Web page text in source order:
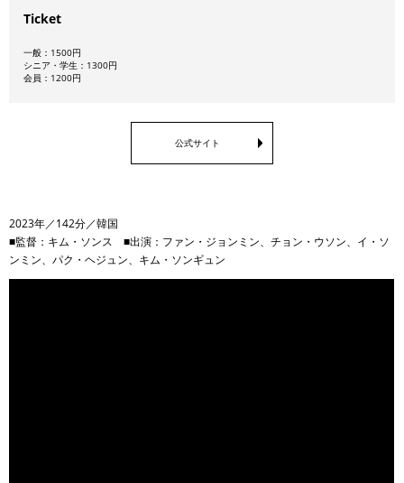
Ticket
一般：1500円
シニア・学生：1300円
会員：1200円
公式サイト
2023年／142分／韓国
■監督：キム・ソンス ■出演：ファン・ジョンミン、チョン・ウソン、イ・ソ
ンミン、パク・ヘジュン、キム・ソンギュン